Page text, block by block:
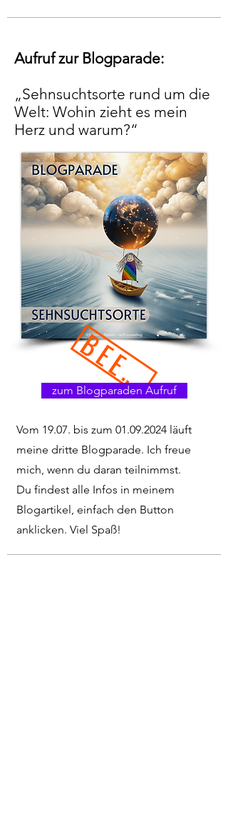
Aufruf zur Blogparade:
„Sehnsuchtsorte rund um die
Welt: Wohin zieht es mein
Herz und warum?“
BEENDET
zum Blogparaden Aufruf
Vom 19.07. bis zum 01.09.2024 läuft
meine dritte Blogparade. Ich freue
mich, wenn du daran teilnimmst.
Du findest alle Infos in meinem
Blogartikel, einfach den Button
anklicken. Viel Spaß!